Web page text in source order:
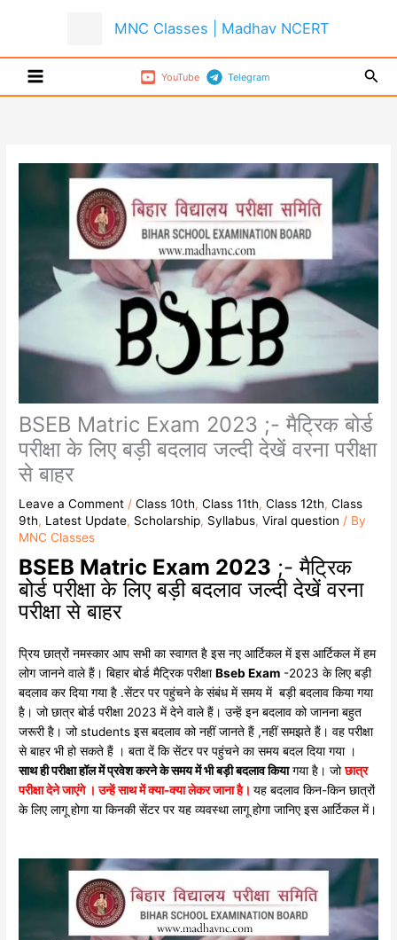
MNC Classes | Madhav NCERT
YouTube Telegram
BSEB Matric Exam 2023 ;- मैट्रिक बोर्ड
परीक्षा के लिए बड़ी बदलाव जल्दी देखें वरना परीक्षा
से बाहर
Leave a Comment /Class 10th,Class 11th,Class 12th,Class
9th, Latest Update, Scholarship, Syllabus,Viral question / By
MNC Classes
BSEB Matric Exam 2023 ;- मैट्रिक
बोर्ड परीक्षा के लिए बड़ी बदलाव जल्दी देखें वरना
परीक्षा से बाहर
प्रिय छात्रों नमस्कार आप सभी का स्वागत है इस नए आर्टिकल में इस आर्टिकल में हम
लोग जानने वाले हैं। बिहार बोर्ड मैट्रिक परीक्षाBseb Exam -2023 के लिए बड़ी
बदलाव कर दिया गया है .सेंटर पर पहुंचने के संबंध में समय में बड़ी बदलाव किया गया
है। जो छात्र बोर्ड परीक्षा 2023 में देने वाले हैं। उन्हें इन बदलाव को जानना बहुत
जरूरी है। जो students इस बदलाव को नहीं जानते हैं ,नहीं समझते हैं। वह परीक्षा
से बाहर भी हो सकते हैं । बता दें कि सेंटर पर पहुंचने का समय बदल दिया गया ।
साथ ही परीक्षा हॉल में प्रवेश करने के समय में भी बड़ी बदलाव कियागया है। जोछात्र
परीक्षा देने जाएंगे । उन्हें साथ में क्या-क्या लेकर जाना है।यह बदलाव किन-किन छात्रों
के लिए लागू होगा या किनकी सेंटर पर यह व्यवस्था लागू होगा जानिए इस आर्टिकल में।